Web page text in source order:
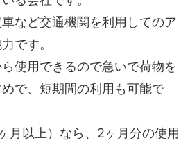
など交通機関を利用してのア
です。
使用できるので急いで荷物を
で、短期間の利用も可能で
月以上）なら、2ヶ月分の使用